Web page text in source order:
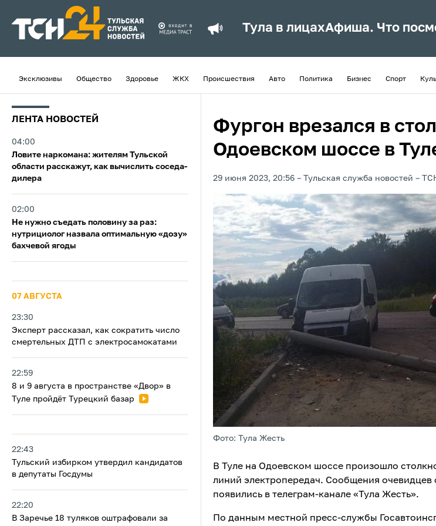
Тула в лицахАфиша. Что
Эксклюзивы Общество Здоровье ЖКХ Происшествия Авто Политика Бизнес Спорт
ЛЕНТА НОВОСТЕЙ
04:00
Ловите наркомана: жителям Тульской
области расскажут, как вычислить соседа-
дилера
02:00
Не нужно съедать половину за раз:
нутрициолог назвала оптимальную «дозу»
бахчевой ягоды
07 АВГУСТА
23:30
Эксперт рассказал, как сократить число
смертельных ДТП с электросамокатами
22:59
8 и 9 августа в пространстве «Двор» в
Туле пройдёт Турецкий базар
22:43
Тульский избирком утвердил кандидатов
в депутаты Госдумы
22:20
В Заречье 18 туляков оштрафовали за
Фургон врезался в
Одоевском шоссе в
29 июня 2023, 20:56 Тульская служба новостей
Фото: Тула Жесть
В Туле на Одоевском шоссе произошло
линий электропередач. Сообщения
появились в телеграм-канале «Тула Жесть».
По данным местной пресс-службы